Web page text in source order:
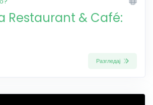
Restaurant & Café:
Разгледај